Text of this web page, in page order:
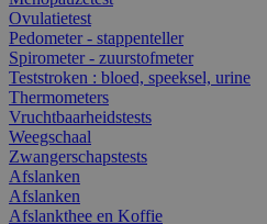
Ovulatietest
Pedometer - stappenteller
Spirometer - zuurstofmeter
Teststroken : bloed, speeksel, urine
Thermometers
Vruchtbaarheidstests
Weegschaal
Zwangerschapstests
Afslanken
Afslanken
Afslankthee en Koffie